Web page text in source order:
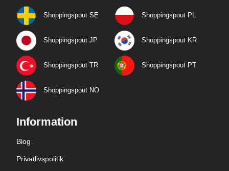
Shoppingspout SE Shoppingspout PL
Shoppingspout JP Shoppingspout KR
Shoppingspout TR Shoppingspout PT
Shoppingspout NO
Information
Blog
Privatlivspolitik